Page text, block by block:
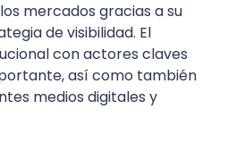
mercados gracias a su
de visibilidad. El
con actores claves
así como también
medios digitales y